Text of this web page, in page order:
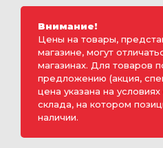
Внимание!
Цены на товары,
магазине, могут
магазинах. Для товаров
предложению (акция,
цена указана на
склада, на котором
наличии.